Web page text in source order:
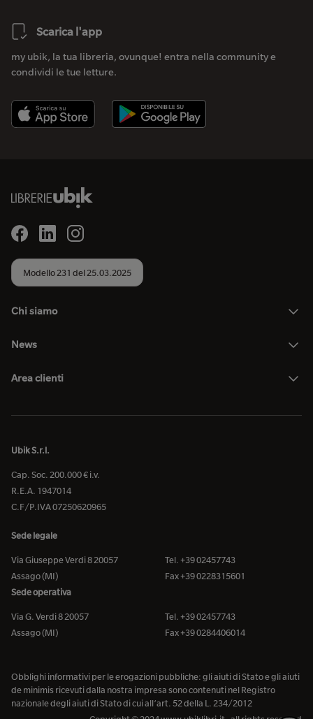
Scarica l'app
my ubik, la tua libreria, ovunque! entra nella community e
condividi le tue letture.
Modello 231 del 25.03.2025
Chi siamo
News
Area clienti
Ubik S.r.l.
Cap. Soc. 200.000 € i.v.
R.E.A. 1947014
C.F/P.IVA 07250620965
Sede legale
Via Giuseppe Verdi 8 20057
Assago (MI)
Tel. +39 02457743
Fax +39 0228315601
Sede operativa
Via G. Verdi 8 20057
Assago (MI)
Tel. +39 02457743
Fax +39 0284406014
Obblighi informativi per le erogazioni pubbliche: gli aiuti di Stato e gli aiuti
de minimis ricevuti dalla nostra impresa sono contenuti nel Registro
nazionale degli aiuti di Stato di cui all’art. 52 della L. 234/2012